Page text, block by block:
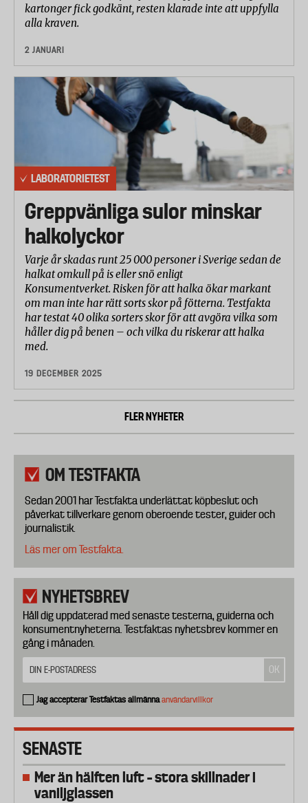
kartonger fick godkänt, resten klarade inte att uppfylla
alla kraven.
2 JANUARI
LABORATORIETEST
Greppvänliga sulor minskar
halkolyckor
Varje år skadas runt 25 000 personer i Sverige sedan de
halkat omkull på is eller snö enligt
Konsumentverket. Risken för att halka ökar markant
om man inte har rätt sorts skor på fötterna. Testfakta
har testat 40 olika sorters skor för att avgöra vilka som
håller dig på benen – och vilka du riskerar att halka
med.
19 DECEMBER 2025
FLER NYHETER
OM TESTFAKTA
Sedan 2001 har Testfakta underlättat köpbeslut och
påverkat tillverkare genom oberoende tester, guider och
journalistik.
Läs mer om Testfakta.
NYHETSBREV
Håll dig uppdaterad med senaste testerna, guiderna och
konsumentnyheterna. Testfaktas nyhetsbrev kommer en
gång i månaden.
Jag accepterar Testfaktas allmännaanvändarvillkor
SENASTE
Mer än hälften luft – stora skillnader i
vaniljglassen